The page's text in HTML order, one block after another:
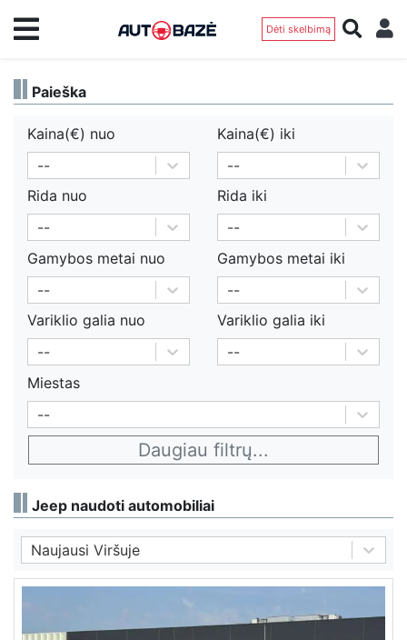
Dėti skelbimą
Paieška
Kaina(€) nuo
--
Kaina(€) iki
--
Rida nuo
--
Rida iki
--
Gamybos metai nuo
--
Gamybos metai iki
--
Variklio galia nuo
--
Variklio galia iki
--
Miestas
--
Daugiau filtrų...
Jeep naudoti automobiliai
Naujausi Viršuje